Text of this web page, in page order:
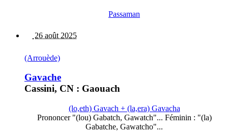
Passaman
26 août 2025
(Arrouède)
Gavache
Cassini, CN : Gaouach
(lo,eth) Gavach + (la,era) Gavacha
Prononcer "(lou) Gabatch, Gawatch"... Féminin : "(la)
Gabatche, Gawatcho"...